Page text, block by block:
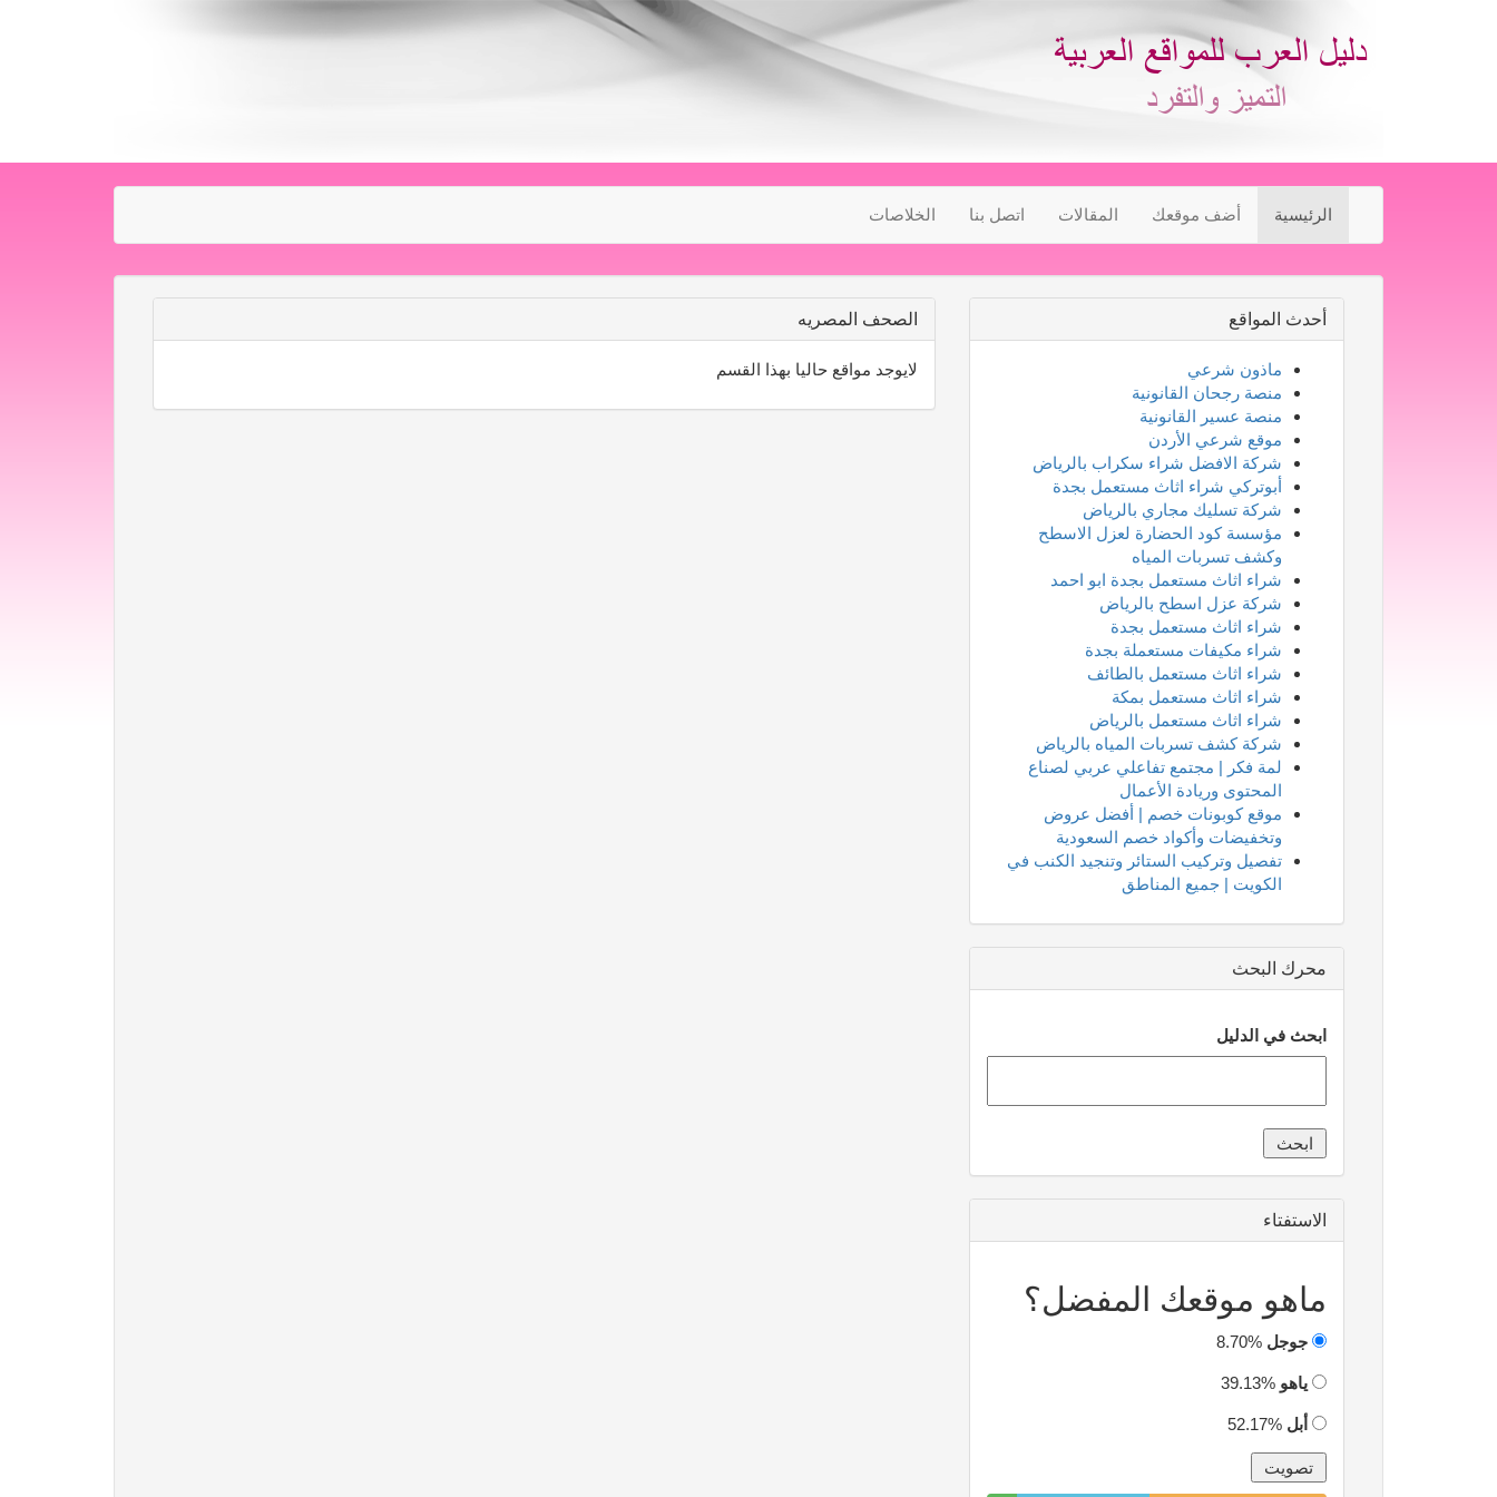
الرئيسية أضف موقعك المقالات اتصل بنا الخلاصات
الصحف المصريه
لايوجد مواقع حاليا بهذا القسم
أحدث المواقع
ماذون شرعي
منصة رجحان القانونية
منصة عسير القانونية
موقع شرعي الأردن
شركة الافضل شراء سكراب بالرياض
أبوتركي شراء اثاث مستعمل بجدة
شركة تسليك مجاري بالرياض
مؤسسة كود الحضارة لعزل الاسطح
وكشف تسربات المياه
شراء اثاث مستعمل بجدة ابو احمد
شركة عزل اسطح بالرياض
شراء اثاث مستعمل بجدة
شراء مكيفات مستعملة بجدة
شراء اثاث مستعمل بالطائف
شراء اثاث مستعمل بمكة
شراء اثاث مستعمل بالرياض
شركة كشف تسربات المياه بالرياض
لمة فكر | مجتمع تفاعلي عربي لصناع
المحتوى وريادة الأعمال
موقع كوبونات خصم | أفضل عروض
وتخفيضات وأكواد خصم السعودية
تفصيل وتركيب الستائر وتنجيد الكنب في
الكويت | جميع المناطق
محرك البحث
ابحث في الدليل
الاستفتاء
ماهو موقعك المفضل؟
جوجل 8.70%
ياهو 39.13%
أبل 52.17%